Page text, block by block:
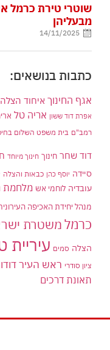
שוטרי טירת כרמל
מבעליהן
14/11/2025
כתבות בנושאים:
אגף החינוך איחוד הצלה
אפרת דוד ששון אריה טל
רמב"ם בית משפט השלום
דוד שחר חינוך חינוך מיוחד
סיידה יוסף כהן כבאות והצלה
עובדיה לוחמי אש מלחמת
מנהל יחידת האכיפה
כרמלמשטרת
הצלה סמים עיריית
ציון סודרי ראש העיר
תאונת דרכים